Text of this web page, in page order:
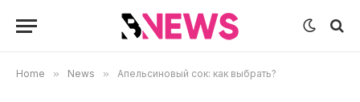
Home » News » Апельсиновый сок: как выбрать?